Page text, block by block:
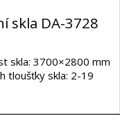
skla DA-3728
skla: 3700×2800 mm
tloušťky skla: 2-19